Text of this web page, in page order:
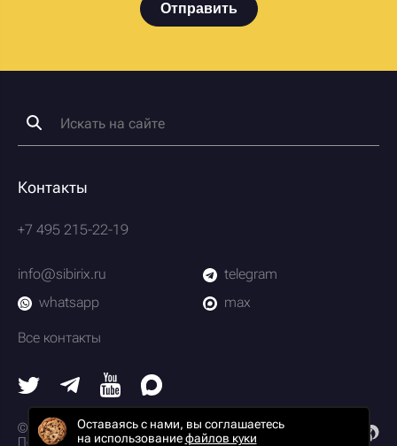
Отправить
Оставаясь с нами, вы соглашаетесь
на использованиефайлов куки
Контакты
+7 495 215-22-19
info@sibirix.ru
telegram
whatsapp
max
Все контакты
© 2003-2026 Scrum-студия Сибирикс
Политика конфиденциальности